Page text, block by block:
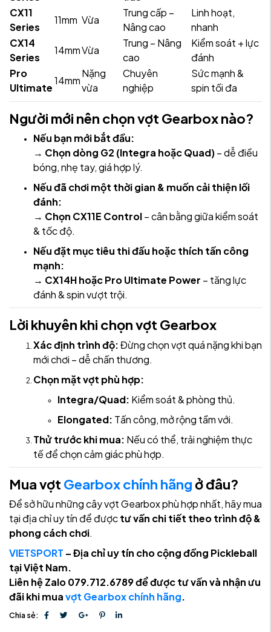
CX11
Series
11mm Vừa
Trung cấp –
Nâng cao
Linh hoạt,
nhanh
CX14
Series
14mmVừa
Trung – Nâng
cao
Kiểm soát + lực
đánh
Pro
Ultimate
14mm
Nặng
vừa
Chuyên
nghiệp
Sức mạnh &
spin tối đa
Người mới nên chọn vợt Gearbox nào?
Nếu bạn mới bắt đầu:
→ Chọn dòng G2 (Integra hoặc Quad)– dễ điều
bóng, nhẹ tay, giá hợp lý.
Nếu đã chơi một thời gian & muốn cải thiện lối
đánh:
→ Chọn CX11E Control– cân bằng giữa kiểm soát
& tốc độ.
Nếu đặt mục tiêu thi đấu hoặc thích tấn công
mạnh:
→ CX14H hoặc Pro Ultimate Power – tăng lực
đánh & spin vượt trội.
Lời khuyên khi chọn vợt Gearbox
Xác định trình độ:Đừng chọn vợt quá nặng khi bạn
mới chơi – dễ chấn thương.
Chọn mặt vợt phù hợp:
Integra/Quad: Kiểm soát & phòng thủ.
Elongated: Tấn công, mở rộng tầm với.
Thử trước khi mua: Nếu có thể, trải nghiệm thực
tế để chọn cảm giác phù hợp.
Mua vợt Gearbox chính hãng ở đâu?
Để sở hữu những cây vợt Gearbox phù hợp nhất, hãy mua
tại địa chỉ uy tín để đượctư vấn chi tiết theo trình độ &
phong cách chơi.
VIETSPORT – Địa chỉ uy tín cho cộng đồng Pickleball
tại Việt Nam.
Liên hệ Zalo 079.712.6789 để được tư vấn và nhận ưu
đãi khi muavợt Gearbox chính hãng.
Chia sẻ: